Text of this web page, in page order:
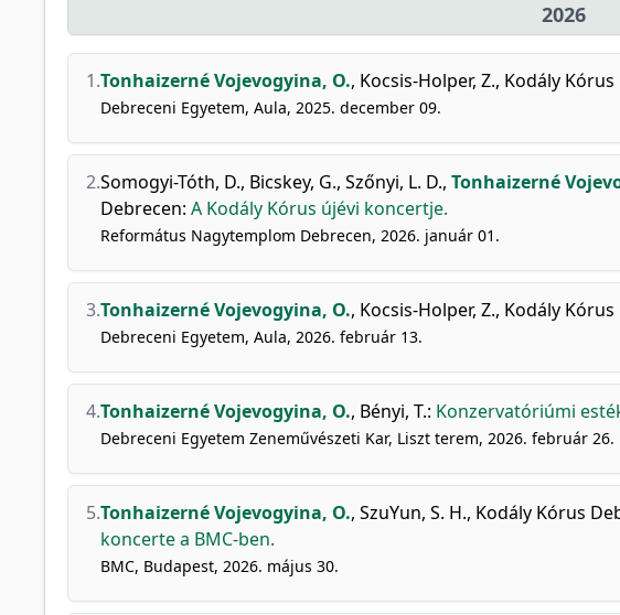
2026
1.Tonhaizerné Vojevogyina, O., Kocsis-Holper, Z., Kodály
Debreceni Egyetem, Aula, 2025. december 09.
2.Somogyi-Tóth, D., Bicskey, G., Szőnyi, L. D., Tonhaizerné
Debrecen: A Kodály Kórus újévi koncertje.
Református Nagytemplom Debrecen, 2026. január 01.
3.Tonhaizerné Vojevogyina, O., Kocsis-Holper, Z., Kodály
Debreceni Egyetem, Aula, 2026. február 13.
4.Tonhaizerné Vojevogyina, O., Bényi, T.: Konzervatóriúmi
Debreceni Egyetem Zeneművészeti Kar, Liszt terem, 2026. február 26.
5.Tonhaizerné Vojevogyina, O., SzuYun, S. H., Kodály Kórus
koncerte a BMC-ben.
BMC, Budapest, 2026. május 30.